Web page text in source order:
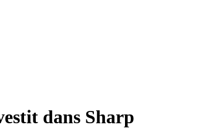
dans Sharp